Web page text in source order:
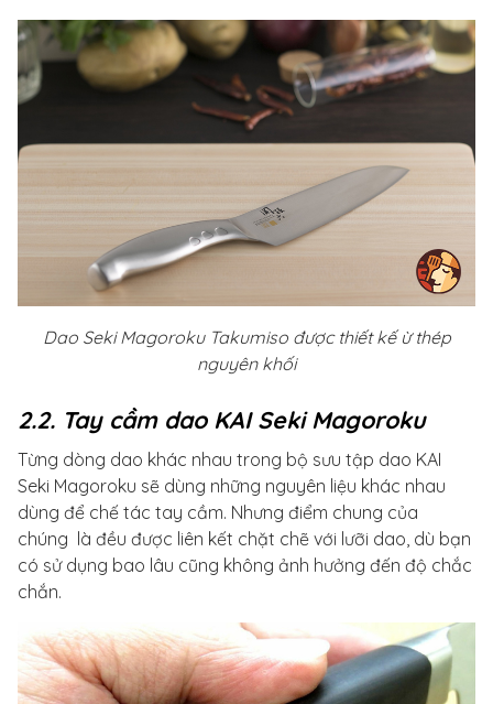
Dao Seki Magoroku Takumiso được thiết kế ừ thép
nguyên khối
2.2. Tay cầm dao KAI Seki Magoroku
Từng dòng dao khác nhau trong bộ sưu tập dao KAI
Seki Magoroku sẽ dùng những nguyên liệu khác nhau
dùng để chế tác tay cầm. Nhưng điểm chung của
chúng là đều được liên kết chặt chẽ với lưỡi dao, dù bạn
có sử dụng bao lâu cũng không ảnh hưởng đến độ chắc
chắn.